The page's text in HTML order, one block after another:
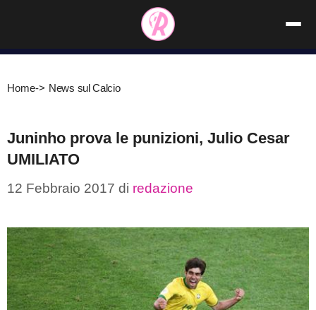
contenuto
Home-> News sul Calcio
Juninho prova le punizioni, Julio Cesar
UMILIATO
12 Febbraio 2017 di redazione